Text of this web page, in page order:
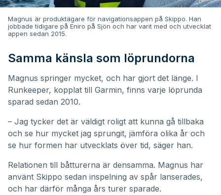
Magnus är produktägare för navigationsappen på Skippo. Han
jobbade tidigare på Eniro på Sjön och har varit med och utvecklat
appen sedan 2015.
Samma känsla som löprundorna
Magnus springer mycket, och har gjort det länge. I
Runkeeper, kopplat till Garmin, finns varje löprunda
sparad sedan 2010.
– Jag tycker det är väldigt roligt att kunna gå tillbaka
och se hur mycket jag sprungit, jämföra olika år och
se hur formen har utvecklats över tid, säger han.
Relationen till båtturerna är densamma. Magnus har
använt Skippo sedan inspelning av spår lanserades,
och har därför många års turer sparade.